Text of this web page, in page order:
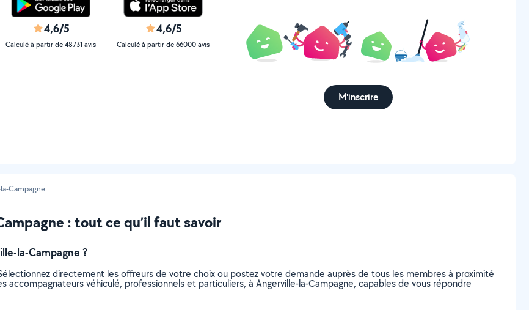
4,6/5
Calculé à partir de 48731 avis
4,6/5
Calculé à partir de 66000 avis
M'inscrire
Campagne
: tout ce qu’il faut savoir
la-Campagne ?
directement les offreurs de votre choix ou postez votre demande auprès de tous les membres à proximité
véhiculé, professionnels et particuliers, à Angerville-la-Campagne, capables de vous répondre